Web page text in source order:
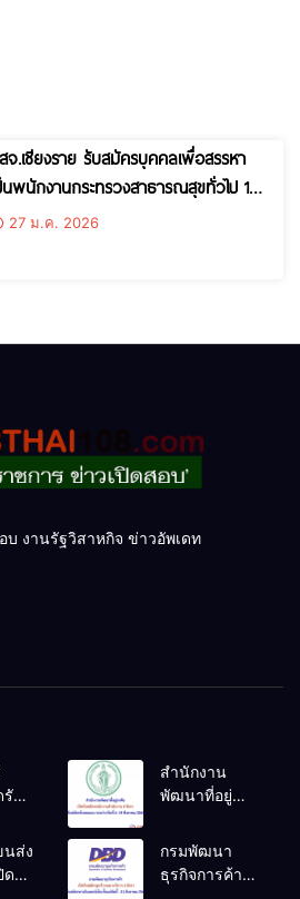
จ.เชียงราย รับสมัครบุคคลเพื่อสรรหา
นพนักงานกระทรวงสาธารณสุขทั่วไป 13
รา ตั้งแต่วันที่ 29 มกราคม – 6
27 ม.ค. 2026
บ งานรัฐวิสาหกิจ ข่าวอัพเดท
รับ
ไป
สำนักงาน
พัฒนาที่อยู่
สมัคร
พนักงาน
สำนักงาน 9
นส่ง
รับ
กรมพัฒนา
ธุรกิจการค้า